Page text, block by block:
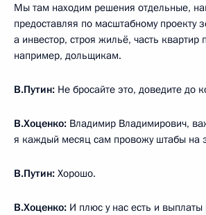
Мы там находим решения отдельные,
предоставляя по масштабному проекту
а инвестор, строя жильё, часть квартир
например, дольщикам.
В.Путин: Не бросайте это, доведите до
В.Хоценко: Владимир Владимирович,
я каждый месяц сам провожу штабы на
В.Путин: Хорошо.
В.Хоценко: И плюс у нас есть и